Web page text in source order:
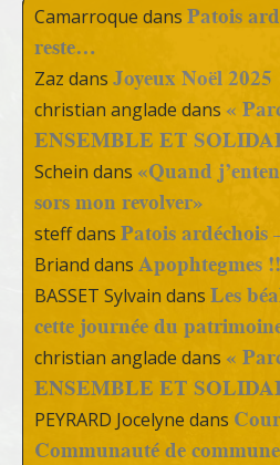
Camarroque dans Patois
reste…
Zaz dans Joyeux Noël 2025
christian anglade dans «
ENSEMBLE ET
Schein dans «Quand
sors mon revolver»
steffdans Patois ardéchois
Briand dans Apophtegmes
BASSET Sylvain dans Les
cette journée du
christian anglade dans «
ENSEMBLE ET
PEYRARD Jocelyne dans
Communauté de